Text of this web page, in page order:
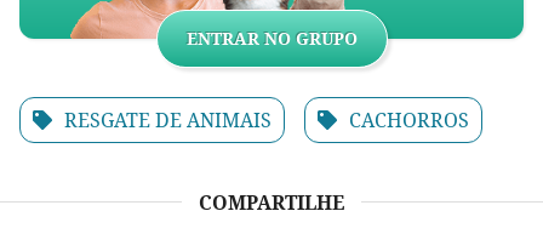
ENTRAR NO GRUPO
RESGATE DE ANIMAIS CACHORROS
COMPARTILHE